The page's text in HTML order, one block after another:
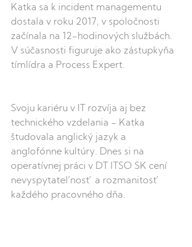
Katka sa k incident managementu
dostala v roku 2017, v spoločnosti
začínala na 12-hodinových službách.
V súčasnosti figuruje ako zástupkyňa
tímlídra a Process Expert.
Svoju kariéru v IT rozvíja aj bez
technického vzdelania - Katka
študovala anglický jazyk a
anglofónne kultúry. Dnes si na
operatívnej práci v DT ITSO SK cení
nevyspytateľnosť a rozmanitosť
každého pracovného dňa.